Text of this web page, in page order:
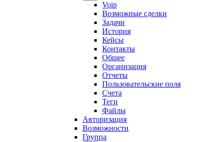
Voip
Возможные сделки
Задачи
История
Кейсы
Контакты
Общее
Организация
Отчеты
Пользовательские поля
Счета
Теги
Файлы
Авторизация
Возможности
Группа